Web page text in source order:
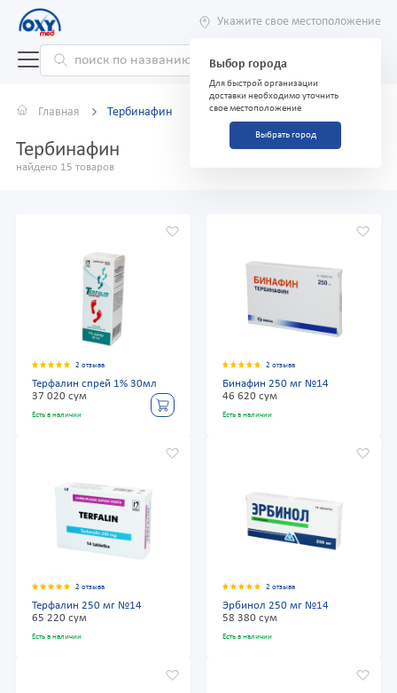
Укажите свое местоположение
Выбор города
Для быстрой организации
доставки необходимо уточнить
свое местоположение
Выбрать город
Главная Тербинафин
Тербинафин
найдено 15 товаров
2 отзыва
Терфалин спрей 1% 30мл
37 020 сум
Есть в наличии
2 отзыва
Бинафин 250 мг №14
46 620 сум
Есть в наличии
2 отзыва
Терфалин 250 мг №14
65 220 сум
Есть в наличии
2 отзыва
Эрбинол 250 мг №14
58 380 сум
Есть в наличии